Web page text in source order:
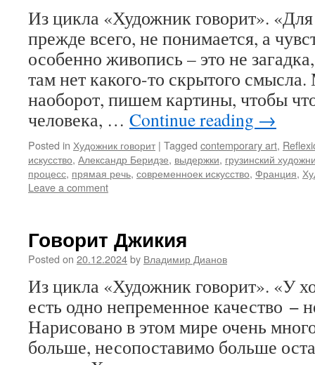
Из цикла «Художник говорит».
прежде всего, не понимается, а
особенно живопись – это не
там нет какого-то скрытого
наоборот, пишем картины, чтобы
человека, … Continue reading →
Posted in Художник говорит | Tagged contemporary art,
искусство, Александр Беридзе, выдержки, грузинский
процесс, прямая речь, современноек искусство, Франция,
Leave a comment
Говорит Джикия
Posted on 20.12.2024by Владимир Дианов
Из цикла «Художник говорит». «У
есть одно непременное качество −
Нарисовано в этом мире очень
больше, несопоставимо больше